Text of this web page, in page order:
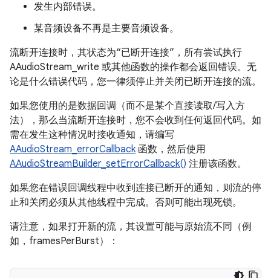
发生内部错误。
某音频设备不再是主要音频设备。
流断开连接时，其状态为“已断开连接”，所有尝试执行
AAudioStream_write 或其他函数的操作都会返回错误。无
论是什么错误代码，您一律须停止并关闭已断开连接的流。
如果您使用的是数据回调（而不是某个直接读取/写入方
法），那么当流断开连接时，您不会收到任何返回代码。如
需在发生这种情况时接收通知，请编写
AAudioStream_errorCallback函数，然后使用
AAudioStreamBuilder_setErrorCallback() 注册该函数。
如果您在错误回调线程中收到连接已断开的通知，则流的停
止和关闭必须从其他线程中完成。否则可能出现死锁。
请注意，如果打开新的流，其设置可能与原始流不同（例
如，framesPerBurst）：